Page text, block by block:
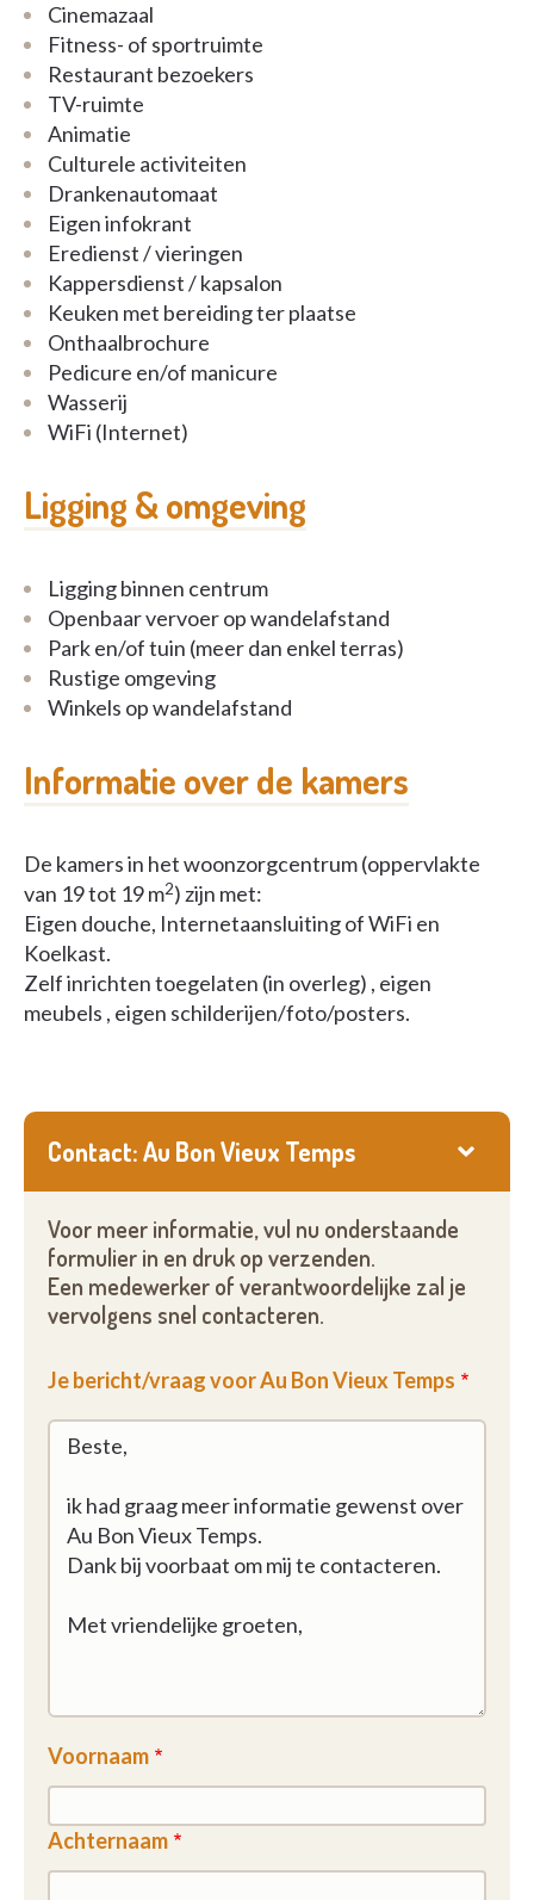
Cinemazaal
Fitness- of sportruimte
Restaurant bezoekers
TV-ruimte
Animatie
Culturele activiteiten
Drankenautomaat
Eigen infokrant
Eredienst / vieringen
Kappersdienst / kapsalon
Keuken met bereiding ter plaatse
Onthaalbrochure
Pedicure en/of manicure
Wasserij
WiFi (Internet)
Ligging & omgeving
Ligging binnen centrum
Openbaar vervoer op wandelafstand
Park en/of tuin (meer dan enkel terras)
Rustige omgeving
Winkels op wandelafstand
Informatie over de kamers
De kamers in het woonzorgcentrum (oppervlakte
van 19 tot 19 m2) zijn met:
Eigen douche, Internetaansluiting of WiFi en
Koelkast.
Zelf inrichten toegelaten (in overleg) , eigen
meubels , eigen schilderijen/foto/posters.
Contact: Au Bon Vieux Temps
Voor meer informatie, vul nu onderstaande
formulier in en druk op verzenden.
Een medewerker of verantwoordelijke zal je
vervolgens snel contacteren.
Je bericht/vraag voor Au Bon Vieux Temps
Voornaam
Achternaam